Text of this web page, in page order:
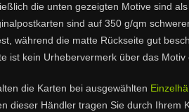
die unten gezeigten Motive sind
sind auf 350 g/qm
während die matte Rückseite gut
ist kein Urhebervermerk über das Motiv
die Karten bei ausgewählten
dieser Händler tragen Sie durch Ihrem